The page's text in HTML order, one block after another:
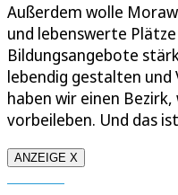
Außerdem wolle
und lebenswerte
Bildungsangebote
lebendig gestalten und
haben wir einen
vorbeileben. Und das
ANZEIGE X